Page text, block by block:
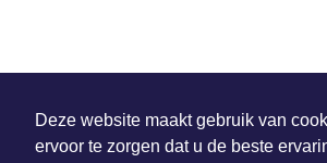
Deze website maakt gebruik van
ervoor te zorgen dat u de beste